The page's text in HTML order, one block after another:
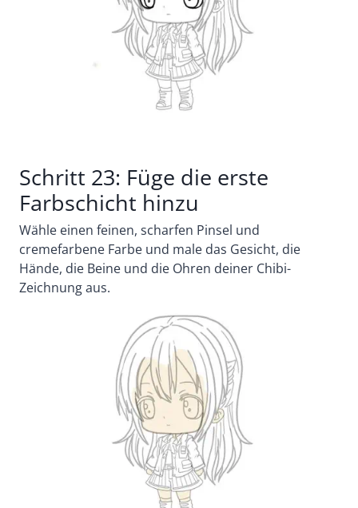
Schritt 23: Füge die erste
Farbschicht hinzu
Wähle einen feinen, scharfen Pinsel und
cremefarbene Farbe und male das Gesicht, die
Hände, die Beine und die Ohren deiner Chibi-
Zeichnung aus.